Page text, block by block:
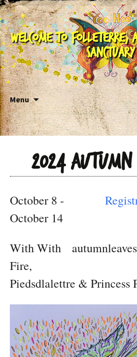
Welcome to Folleterre,
Sanctuary
Menu
Skip to content
2024 Autumn
October 8 -
October 14
With With
Fire,
Piedsdlalettre & Princess